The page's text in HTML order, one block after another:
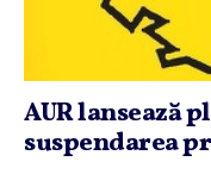
AUR lansează
suspendarea